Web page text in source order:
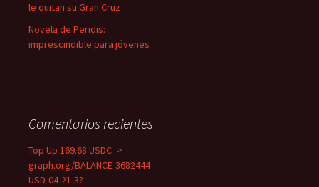
le quitan su Gran Cruz
Novela de Peridis:
imprescindible para jóvenes
Comentarios recientes
Top Up 169.68 USDC ->
graph.org/BALANCE-3682444-
USD-04-21-3?